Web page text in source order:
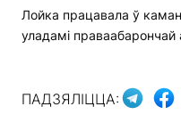
Лойка працавала ў
уладамі праваабарончай
ПАДЗЯЛІЦЦА: